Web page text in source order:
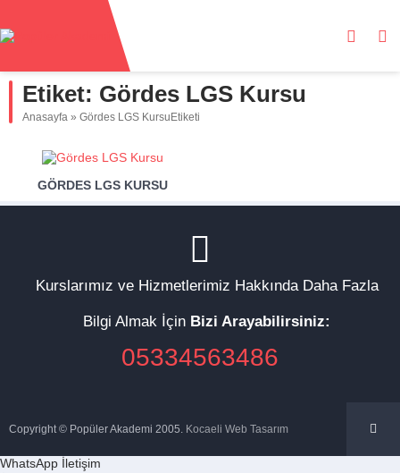
Etiket: Gördes LGS Kursu
Anasayfa » Gördes LGS KursuEtiketi
GÖRDES LGS KURSU
Kurslarımız ve Hizmetlerimiz Hakkında Daha Fazla
Bilgi Almak İçin Bizi Arayabilirsiniz:
05334563486
Copyright © Popüler Akademi 2005. Kocaeli Web Tasarım
WhatsApp İletişim